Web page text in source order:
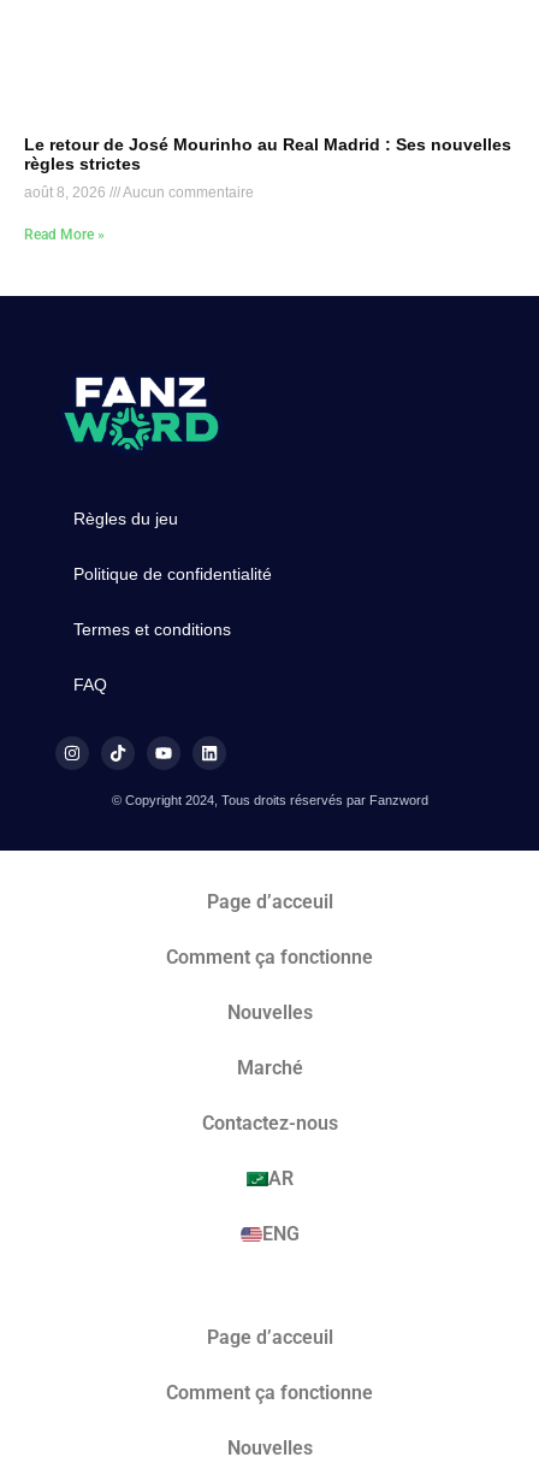
Le retour de José Mourinho au Real Madrid : Ses nouvelles
règles strictes
août 8, 2026 Aucun commentaire
Read More »
Règles du jeu
Politique de confidentialité
Termes et conditions
FAQ
© Copyright 2024, Tous droits réservés par Fanzword
Page d’acceuil
Comment ça fonctionne
Nouvelles
Marché​
Contactez-nous
AR
ENG
Page d’acceuil
Comment ça fonctionne
Nouvelles